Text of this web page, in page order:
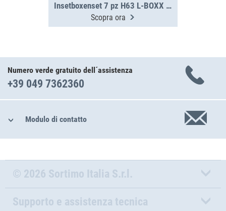
Insetboxenset 7 pz H63 L-BOXX G4
Scopra ora
Numero verde gratuito dell´assistenza
+39 049 7362360
Modulo di contatto
© 2026 Sortimo Italia S.r.l.
Supporto e assistenza tecnica